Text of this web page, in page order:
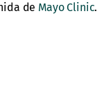
de Mayo Clinic.